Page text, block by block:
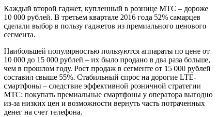
Каждый второй гаджет, купленный в рознице МТС – дороже
10 000 рублей. В третьем квартале 2016 года 52% самарцев
сделали выбор в пользу гаджетов из премиального ценового
сегмента.
Наибольшей популярностью пользуются аппараты по цене от
10 000 до 15 000 рублей – их было продано в два раза больше,
чем в прошлом году. Рост продаж в сегменте от 15 000 рублей
составил свыше 55%. Стабильный спрос на дорогие LTE-
смартфоны – следствие эффективной розничной стратегии
МТС: покупать премиальные смартфоны у оператора выгодно
из-за низких цен и возможности вернуть часть потраченных
денег на счет телефона.